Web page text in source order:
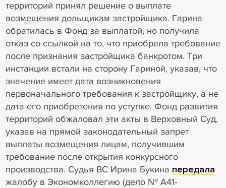
территорий принял решение о выплате
возмещения дольщикам застройщика. Гарина
обратилась в Фонд за выплатой, но получила
отказ со ссылкой на то, что приобрела требование
после признания застройщика банкротом. Три
инстанции встали на сторону Гариной, указав, что
значение имеет дата возникновения
первоначального требования к застройщику, а не
дата его приобретения по уступке. Фонд развития
территорий обжаловал эти акты в Верховный Суд,
указав на прямой законодательный запрет
выплаты возмещения лицам, получившим
требование после открытия конкурсного
производства. Судья ВС Ирина Букина передала
жалобу в Экономколлегию (дело № А41-